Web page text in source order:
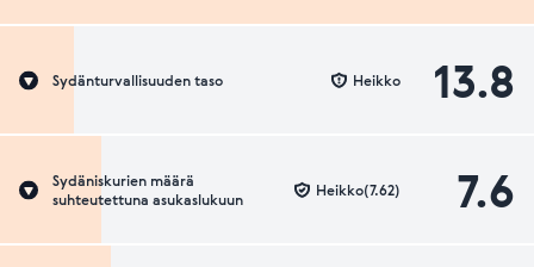
Sydänturvallisuuden taso 13.8
Heikko
Sydäniskurien määrä
suhteutettuna asukaslukuun
7.6
Heikko(7.62)